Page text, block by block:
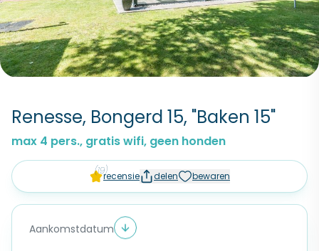
Renesse, Bongerd 15, "Baken 15"
max 4 pers., gratis wifi, geen honden
(19)recensie delen bewaren
Aankomstdatum